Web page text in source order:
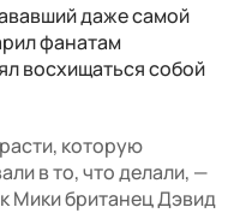
даже самой
фанатам
восхищаться собой
которую
в то, что делали, —
Мики британец Дэвид